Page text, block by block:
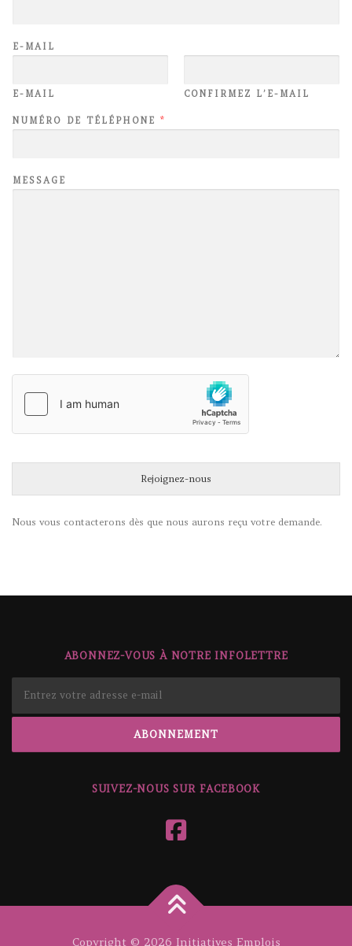
E-MAIL
E-MAIL CONFIRMEZ L’E-MAIL
NUMÉRO DE TÉLÉPHONE *
MESSAGE
Rejoignez-nous
Nous vous contacterons dès que nous aurons reçu votre demande.
ABONNEZ-VOUS À NOTRE INFOLETTRE
SUIVEZ-NOUS SUR FACEBOOK
Copyright © 2026 Initiatives Emplois